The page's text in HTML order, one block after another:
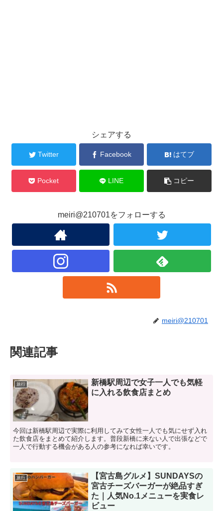
シェアする
Twitter Facebook はてブ
Pocket LINE コピー
meiri@210701をフォローする
meiri@210701
関連記事
旅行
新橋駅周辺で女子一人でも気軽
に入れる飲食店まとめ
今回は新橋駅周辺で実際に利用してみて女性一人でも気にせず入れ
た飲食店をまとめて紹介します。普段新橋に来ない人で出張などで
一人で行動する機会がある人の参考になれば幸いです。
旅行
【宮古島グルメ】SUNDAYSの
宮古チーズバーガーが絶品すぎ
た｜人気No.1メニューを実食レ
ビュー